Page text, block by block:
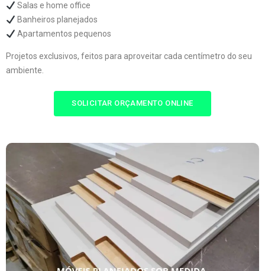
Salas e home office
Banheiros planejados
Apartamentos pequenos
Projetos exclusivos, feitos para aproveitar cada centímetro do seu
ambiente.
SOLICITAR ORÇAMENTO ONLINE